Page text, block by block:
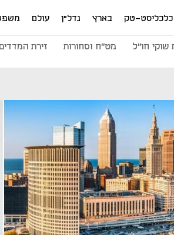
כלכליסט-טק בארץ נדל"ן עולם
שוקי חו"ל מט"ח וסחורות זירת